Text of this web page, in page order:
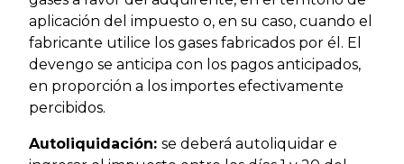
aplicación del impuesto o, en su caso, cuando el
fabricante utilice los gases fabricados por él. El
devengo se anticipa con los pagos anticipados,
en proporción a los importes efectivamente
percibidos.
Autoliquidación: se deberá autoliquidar e